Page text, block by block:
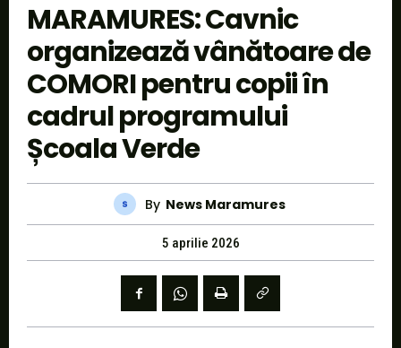
MARAMURES: Cavnic
organizează vânătoare de
COMORI pentru copii în
cadrul programului
Școala Verde
By News Maramures
5 aprilie 2026